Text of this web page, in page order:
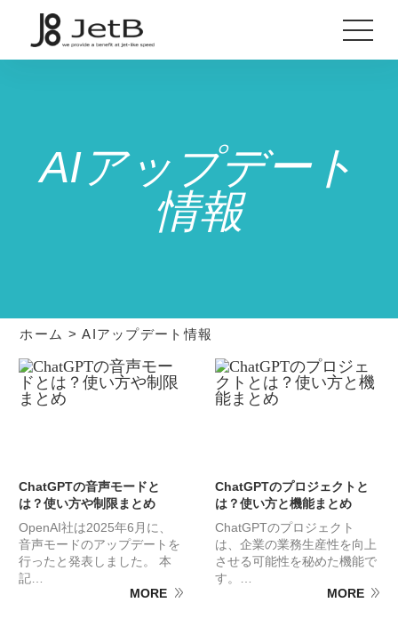
AIアップデート
情報
ホーム >AIアップデート情報
ChatGPTの音声モードと
は？使い方や制限まとめ
OpenAI社は2025年6月に、
音声モードのアップデートを
行ったと発表しました。 本
記…
MORE
ChatGPTのプロジェクトと
は？使い方と機能まとめ
ChatGPTのプロジェクト
は、企業の業務生産性を向上
させる可能性を秘めた機能で
す。…
MORE